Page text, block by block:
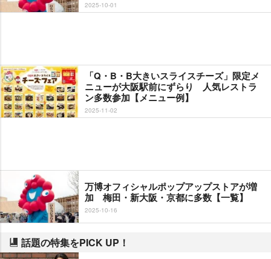
2025-10-01
「Q・B・B大きいスライスチーズ」限定メ
ニューが大阪駅前にずらり 人気レストラ
ン多数参加【メニュー例】
2025-11-02
万博オフィシャルポップアップストアが増
加 梅田・新大阪・京都に多数【一覧】
2025-10-16
話題の特集をPICK UP！